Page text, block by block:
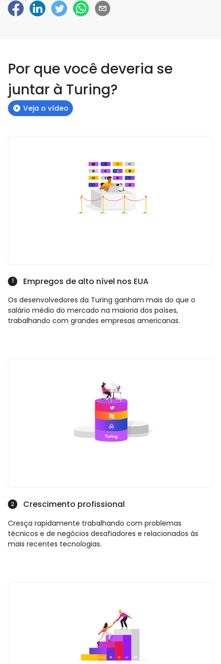
Por que você deveria se
juntar à Turing?
Veja o vídeo
1 Empregos de alto nível nos EUA
Os desenvolvedores da Turing ganham mais do que o
salário médio do mercado na maioria dos países,
trabalhando com grandes empresas americanas.
2 Crescimento profissional
Cresça rapidamente trabalhando com problemas
técnicos e de negócios desafiadores e relacionados às
mais recentes tecnologias.